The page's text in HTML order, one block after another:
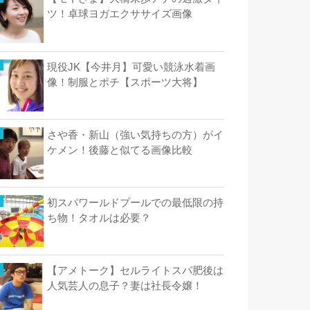
ツ！卓球ヨガエクササイズ画像
現役JK【今井月】可愛い競泳水着画
像！制服とポチ【スポーツ大将】
さや香・新山（強い気持ちの方）がイ
ケメン！後藤と似てる画像比較
初スパワールドプールでの最低限の持
ち物！タオルは必要？
【アメトーク】セルライトスパ肥後は
人気芸人の息子？妻は社長令嬢！